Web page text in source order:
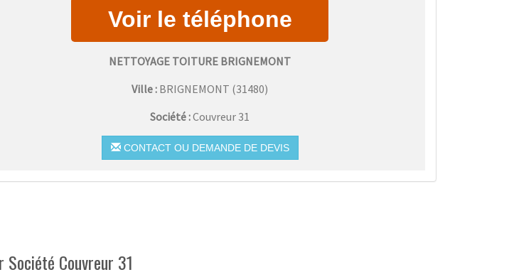
NETTOYAGE TOITURE BRIGNEMONT
Ville : BRIGNEMONT (31480)
Société :Couvreur 31
CONTACT OU DEMANDE DE DEVIS
Couvreur 31